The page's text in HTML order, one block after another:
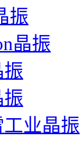
振
晶振
业晶振